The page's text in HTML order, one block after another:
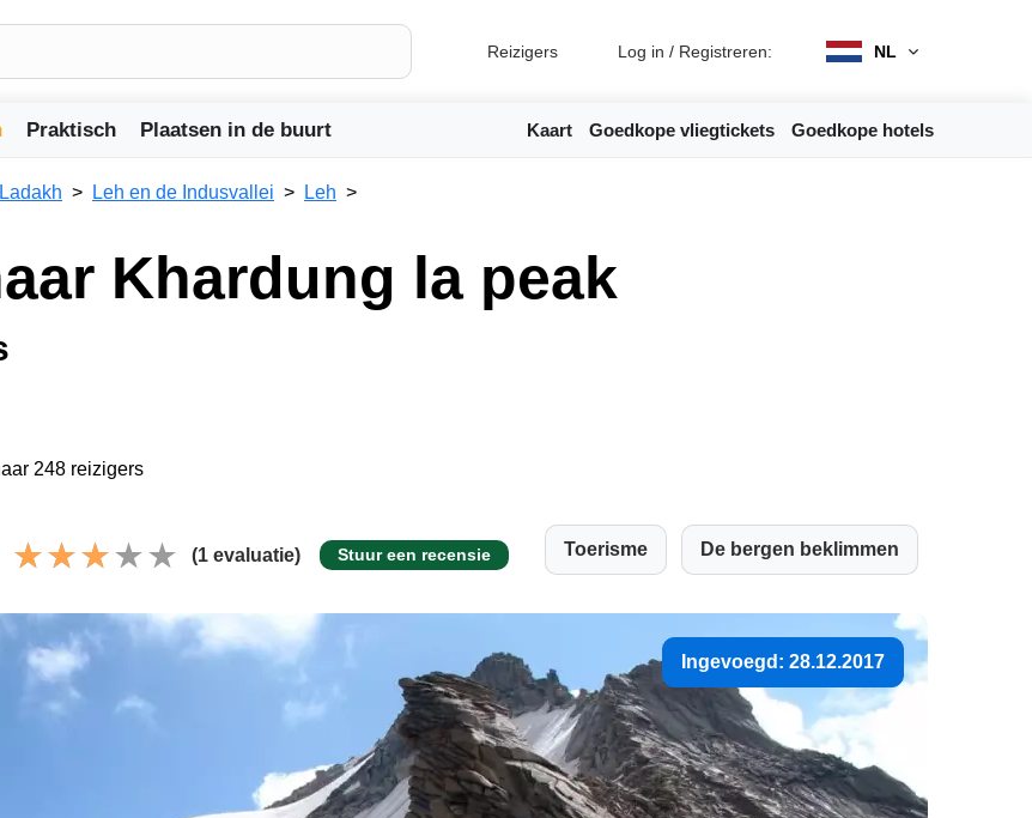
Reizigers Log in / Registreren: NL
Praktisch Plaatsen in de buurt Kaart Goedkope vliegtickets Goedkope hotels
Ladakh Leh en de Indusvallei Leh
Khardung la peak
248 reizigers
(1 evaluatie) Stuur een recensie Toerisme De bergen beklimmen
Ingevoegd: 28.12.2017